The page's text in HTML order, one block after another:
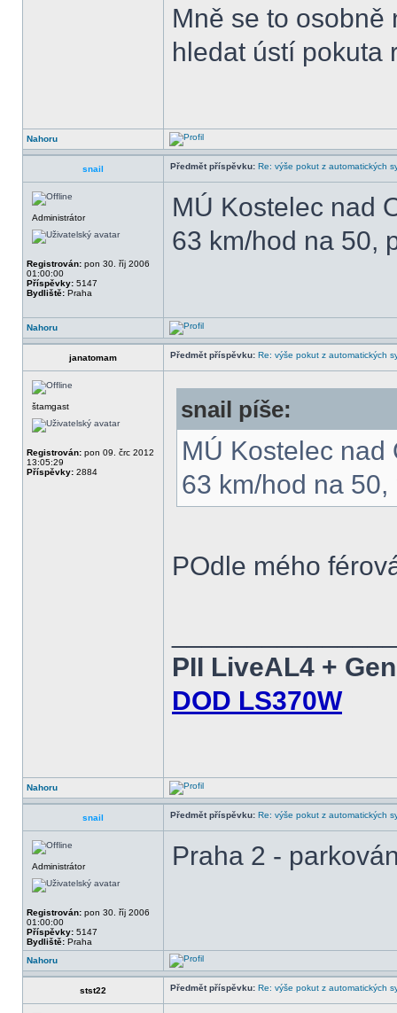
Mně se to osobně
hledat ústí pokuta
Nahoru
snail Předmět příspěvku: Re: výše pokut z automatických
Administrátor
Registrován: pon 30. říj 2006
01:00:00
Příspěvky: 5147
Bydliště: Praha
MÚ Kostelec nad
63 km/hod na 50,
Nahoru
janatomam Předmět příspěvku: Re: výše pokut z automatických
štamgast
Registrován: pon 09. črc 2012
13:05:29
Příspěvky: 2884
snail píše:
MÚ Kostelec
63 km/hod na
POdle mého
PII LiveAL4 +
DOD LS370W
Nahoru
snail Předmět příspěvku: Re: výše pokut z automatických
Administrátor
Registrován: pon 30. říj 2006
01:00:00
Příspěvky: 5147
Bydliště: Praha
Praha 2 -
Nahoru
stst22 Předmět příspěvku: Re: výše pokut z automatických